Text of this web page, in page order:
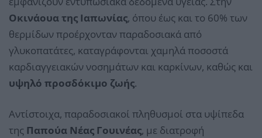
Οκινάουα της Ιαπωνίας, όπου έως και το 60% των
θερμίδων προέρχονταν παραδοσιακά από
γλυκοπατάτες, καταγράφονται χαμηλά ποσοστά
καρδιαγγειακών νοσημάτων και καρκίνων, καθώς και
υψηλό προσδόκιμο ζωής.
Αντίστοιχα, παραδοσιακοί πληθυσμοί στα υψίπεδα
της Παπούα Νέας Γουινέας, με διατροφή